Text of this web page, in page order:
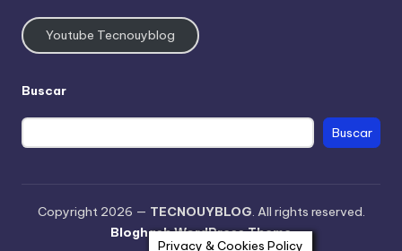
Youtube Tecnouyblog
Buscar
Buscar
Copyright 2026 — TECNOUYBLOG. All rights reserved.
Bloghash WordPress Theme
Privacy & Cookies Policy